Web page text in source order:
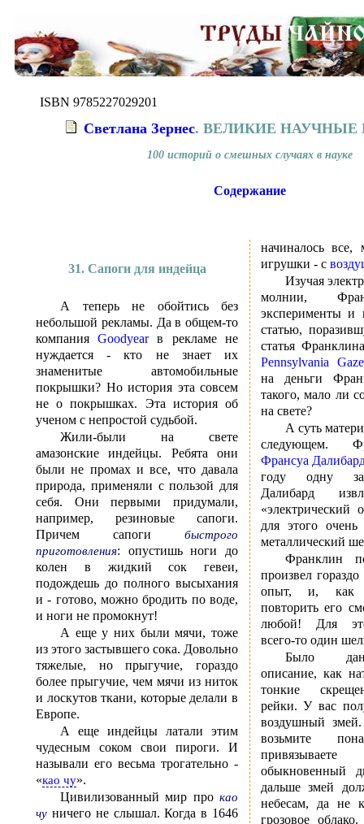
ISBN 9785227029201
Светлана Зернес. ВЕЛИКИЕ НАУЧНЫЕ
100 историй о смешных случаях в науке
Содержание
31. Сапоги для индейца
А теперь не обойтись без
небольшой рекламы. Да в общем-то
компания Goodyearв рекламе не
нуждается - кто не знает их
знаменитые автомобильные
покрышки? Но история эта совсем
не о покрышках. Эта история об
ученом с непростой судьбой.
Жили-были на свете
амазонские индейцы. Ребята они
были не промах и все, что давала
природа, применяли с пользой для
себя. Они первыми придумали,
например, резиновые сапоги.
Причем сапоги быстрого
приготовления: опустишь ноги до
колен в жидкий сок гевеи,
подождешь до полного высыхания
и - готово, можно бродить по воде,
и ноги не промокнут!
А еще у них были мячи, тоже
из этого застывшего сока. Довольно
тяжелые, но прыгучие, гораздо
более прыгучие, чем мячи из ниток
и лоскутов ткани, которые делали в
Европе.
А еще индейцы латали этим
чудесным соком свои пироги. И
называли его весьма трогательно -
«као чу».
Цивилизованный мир про као
чу ничего не слышал. Когда в 1646
начиналось все,
игрушки - с
Изучая
молнии,
эксперименты и
статью,
статья
Pennsylvania
на деньги
такого, мало ли
на свете?
А суть
следующем.
Франсуа
году одну
Далибард
«электрический
для этого
металлический
Франклин
произвел
опыт, и, как
повторить его
любой! Для
всего-то один
Было
описание, как
тонкие
рейки. У вас
воздушный
возьмите
обыкновенный
дальше змей
небесам, да не
грозовое